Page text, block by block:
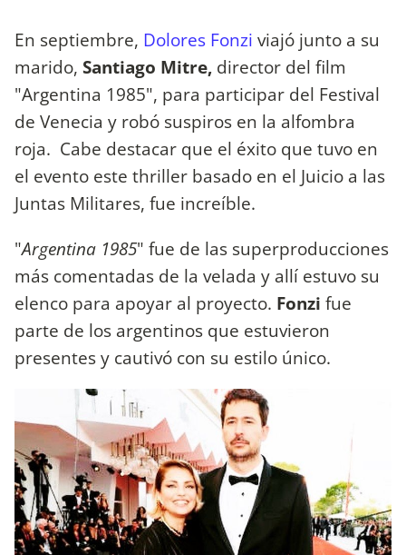
En septiembre, Dolores Fonzi viajó junto a su
marido, Santiago Mitre, director del film
"Argentina 1985", para participar del Festival
de Venecia y robó suspiros en la alfombra
roja. Cabe destacar que el éxito que tuvo en
el evento este thriller basado en el Juicio a las
Juntas Militares, fue increíble.
"Argentina 1985" fue de las superproducciones
más comentadas de la velada y allí estuvo su
elenco para apoyar al proyecto. Fonzi fue
parte de los argentinos que estuvieron
presentes y cautivó con su estilo único.